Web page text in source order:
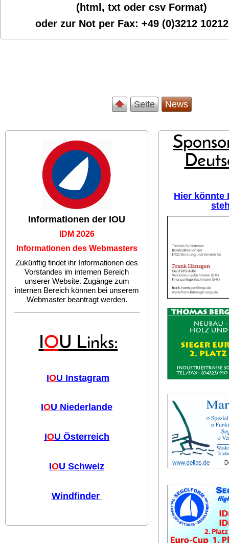
(html, txt oder csv Format)
oder zur Not per Fax:+49 (0)3212
Seite News
Informationen der IOU
IDM 2026
Informationen des Webmasters
Zukünftig findet ihr Informationen des
Vorstandes im internen Bereich
unserer Website. Zugänge zum
internen Bereich können bei unserem
Webmaster beantragt werden.
IOU Links:
IOU Instagram
IOU Niederlande
IOU Österreich
IOU Schweiz
Windfinder
Hier könnte